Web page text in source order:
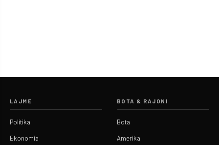
LAJME
Politika
Ekonomia
BOTA & RAJONI
Bota
Amerika